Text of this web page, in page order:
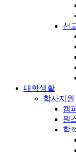
선
대학생활
학사지원
캠
원
학